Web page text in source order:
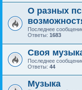
О разных
Последнее
Ответы: 1683
Своя
Последнее
Ответы: 44
Музыка